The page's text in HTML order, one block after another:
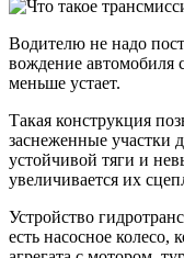
Водителю не надо
вождение автомобиля
меньше устает.
Такая конструкция
заснеженные участки
устойчивой тяги и
увеличивается их
Устройство
есть насосное колесо,